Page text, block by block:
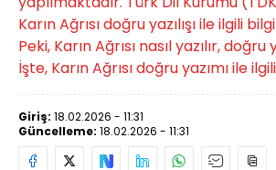
Karın Ağrısı doğru yazılışı ile ilgili
Peki, Karın Ağrısı nasıl yazılır, doğru
İşte, Karın Ağrısı doğru yazımı ile
Giriş: 18.02.2026 - 11:31
Güncelleme: 18.02.2026 - 11:31